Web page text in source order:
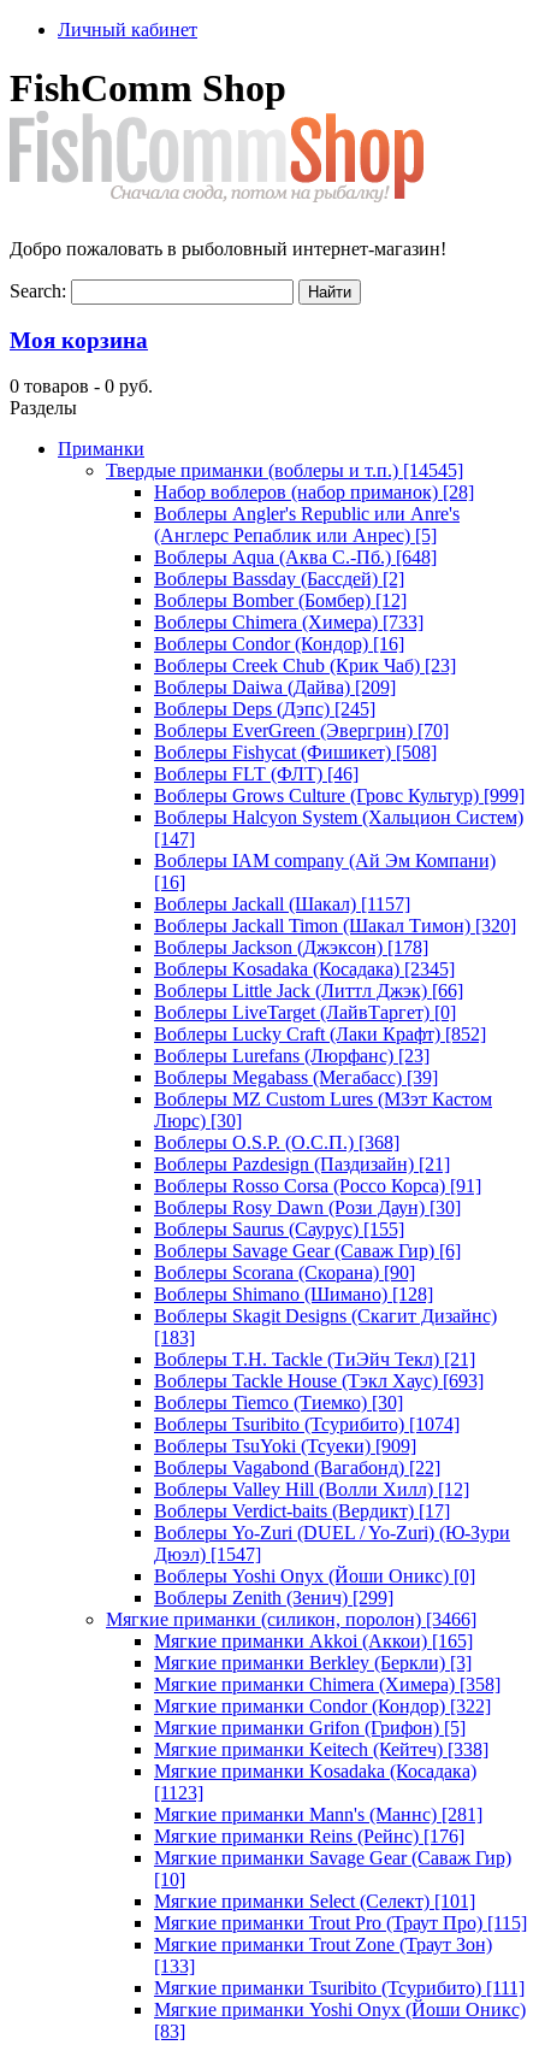
Личный кабинет
FishComm Shop
Добро пожаловать в рыболовный интернет-магазин!
Search:
Моя корзина
0 товаров - 0 руб.
Разделы
Приманки
Твердые приманки (воблеры и т.п.) [14545]
Набор воблеров (набор приманок) [28]
Воблеры Angler's Republic или Anre's
(Англерс Репаблик или Анрес) [5]
Воблеры Aqua (Аква С.-Пб.) [648]
Воблеры Bassday (Бассдей) [2]
Воблеры Bomber (Бомбер) [12]
Воблеры Chimera (Химера) [733]
Воблеры Condor (Кондор) [16]
Воблеры Creek Chub (Крик Чаб) [23]
Воблеры Daiwa (Дайва) [209]
Воблеры Deps (Дэпс) [245]
Воблеры EverGreen (Эвергрин) [70]
Воблеры Fishycat (Фишикет) [508]
Воблеры FLT (ФЛТ) [46]
Воблеры Grows Culture (Гровс Культур) [999]
Воблеры Halcyon System (Хальцион Систем)
[147]
Воблеры IAM company (Ай Эм Компани)
[16]
Воблеры Jackall (Шакал) [1157]
Воблеры Jackall Timon (Шакал Тимон) [320]
Воблеры Jackson (Джэксон) [178]
Воблеры Kosadaka (Косадака) [2345]
Воблеры Little Jack (Литтл Джэк) [66]
Воблеры LiveTarget (ЛайвТаргет) [0]
Воблеры Lucky Craft (Лаки Крафт) [852]
Воблеры Lurefans (Люрфанс) [23]
Воблеры Megabass (Мегабасс) [39]
Воблеры MZ Custom Lures (МЗэт Кастом
Люрс) [30]
Воблеры O.S.P. (О.С.П.) [368]
Воблеры Pazdesign (Паздизайн) [21]
Воблеры Rosso Corsa (Россо Корса) [91]
Воблеры Rosy Dawn (Рози Даун) [30]
Воблеры Saurus (Саурус) [155]
Воблеры Savage Gear (Саваж Гир) [6]
Воблеры Scorana (Скорана) [90]
Воблеры Shimano (Шимано) [128]
Воблеры Skagit Designs (Скагит Дизайнс)
[183]
Воблеры T.H. Tackle (ТиЭйч Текл) [21]
Воблеры Tackle House (Тэкл Хаус) [693]
Воблеры Tiemco (Тиемко) [30]
Воблеры Tsuribito (Тсурибито) [1074]
Воблеры TsuYoki (Тсуеки) [909]
Воблеры Vagabond (Вагабонд) [22]
Воблеры Valley Hill (Волли Хилл) [12]
Воблеры Verdict-baits (Вердикт) [17]
Воблеры Yo-Zuri (DUEL / Yo-Zuri) (Ю-Зури
Дюэл) [1547]
Воблеры Yoshi Onyx (Йоши Оникс) [0]
Воблеры Zenith (Зенич) [299]
Мягкие приманки (силикон, поролон) [3466]
Мягкие приманки Akkoi (Аккои) [165]
Мягкие приманки Berkley (Беркли) [3]
Мягкие приманки Chimera (Химера) [358]
Мягкие приманки Condor (Кондор) [322]
Мягкие приманки Grifon (Грифон) [5]
Мягкие приманки Keitech (Кейтеч) [338]
Мягкие приманки Kosadaka (Косадака)
[1123]
Мягкие приманки Mann's (Маннс) [281]
Мягкие приманки Reins (Рейнс) [176]
Мягкие приманки Savage Gear (Саваж Гир)
[10]
Мягкие приманки Select (Селект) [101]
Мягкие приманки Trout Pro (Траут Про) [115]
Мягкие приманки Trout Zone (Траут Зон)
[133]
Мягкие приманки Tsuribito (Тсурибито) [111]
Мягкие приманки Yoshi Onyx (Йоши Оникс)
[83]